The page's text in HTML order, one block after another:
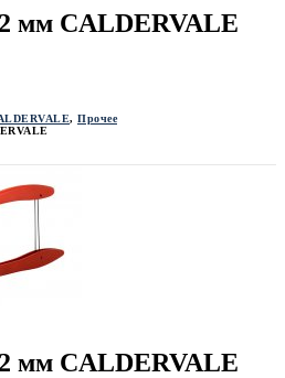
мм CALDERVALE
, Прочее
мм CALDERVALE